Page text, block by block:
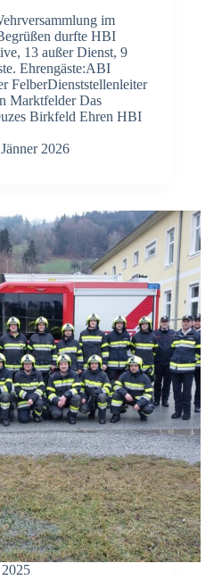
im
durfte HBI
13 außer Dienst, 9
Ehrengäste:ABI
FelberDienststellenleiter
Marktfelder Das
Birkfeld Ehren HBI
2026